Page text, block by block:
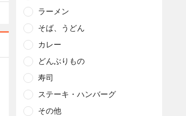
ラーメン
そば、うどん
カレー
どんぶりもの
寿司
ステーキ・ハンバーグ
その他